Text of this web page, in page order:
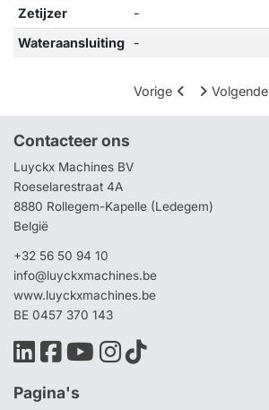
Zetijzer
-
Wateraansluiting
-
Vorige Volgende
Contacteer ons
Luyckx Machines BV
Roeselarestraat 4A
8880 Rollegem-Kapelle (Ledegem)
België
+32 56 50 94 10
info@luyckxmachines.be
www.luyckxmachines.be
BE 0457 370 143
Pagina's